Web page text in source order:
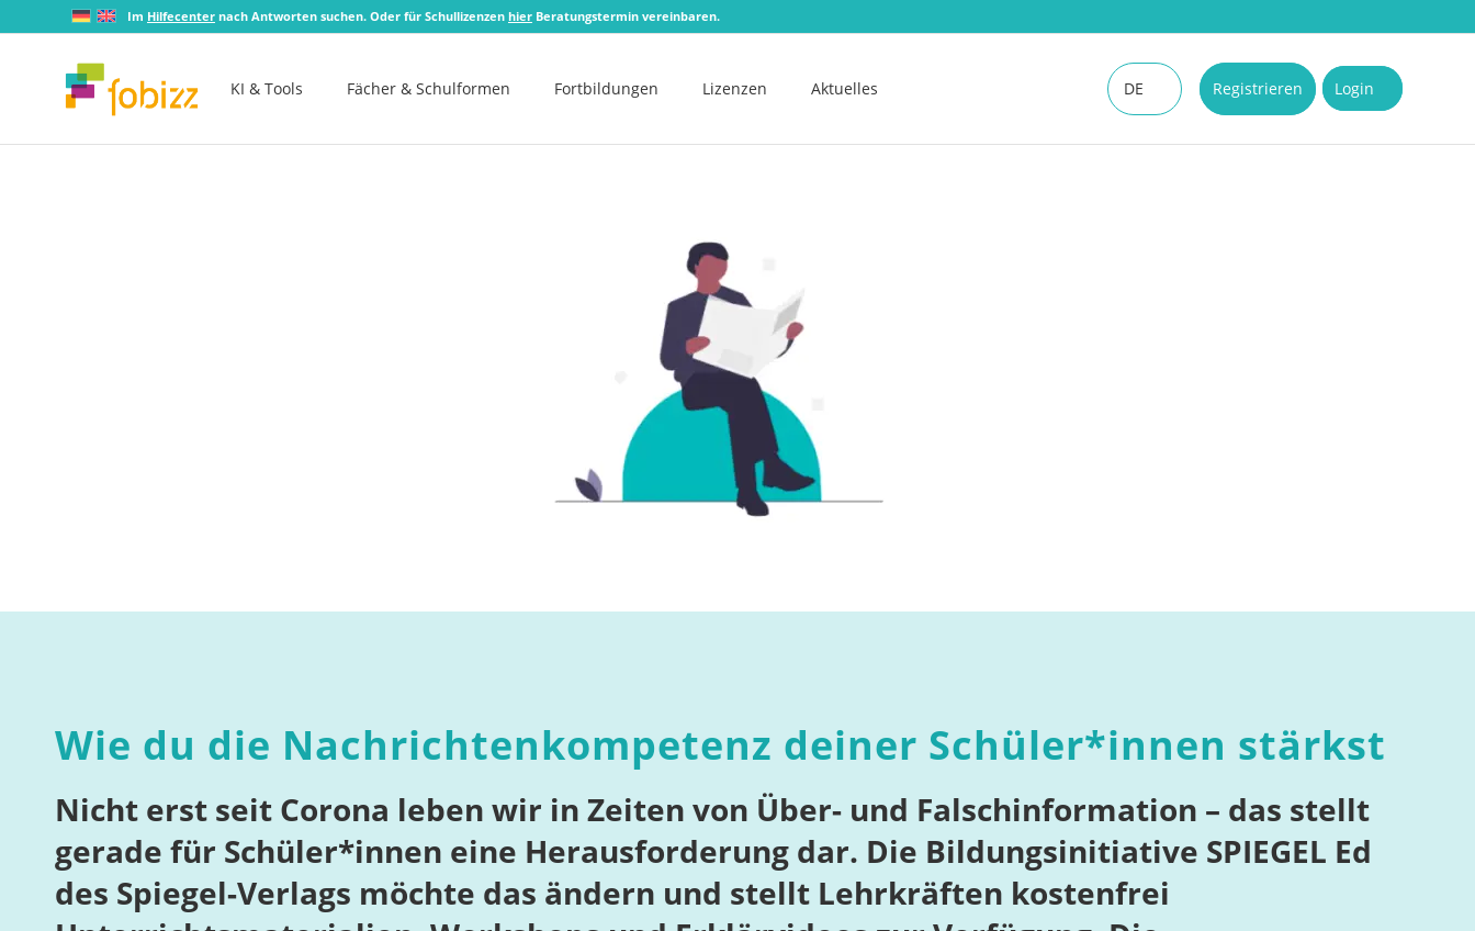
Im Hilfecenter nach Antworten suchen. Oder für Schullizenzen hier Beratungstermin vereinbaren.
KI & Tools Fächer & Schulformen Fortbildungen Lizenzen Aktuelles Registrieren Login
DE
Wie du die Nachrichtenkompetenz deiner Schüler*innen stärkst
Nicht erst seit Corona leben wir in Zeiten von Über- und Falschinformation – das stellt
gerade für Schüler*innen eine Herausforderung dar. Die Bildungsinitiative SPIEGEL Ed
des Spiegel-Verlags möchte das ändern und stellt Lehrkräften kostenfrei